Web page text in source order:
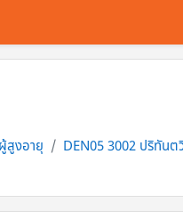
สูงอายุ DEN05 3002 ปริทันต